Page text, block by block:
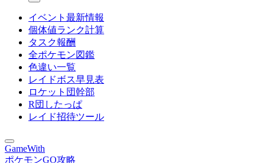
イベント最新情報
個体値ランク計算
タスク報酬
全ポケモン図鑑
色違い一覧
レイドボス早見表
ロケット団幹部
R団したっぱ
レイド招待ツール
GameWith
ポケモンGO攻略